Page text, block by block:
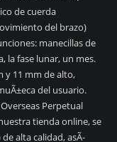
de cuerda
del brazo)
manecillas de
la fase lunar, un mes.
y 11 mm de alto,
del usuario.
Perpetual
tienda online, se
de alta calidad, asÃ­